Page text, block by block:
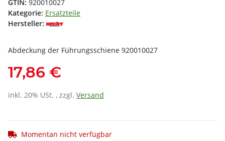
GTIN: 920010027
Kategorie: Ersatzteile
Hersteller:
Abdeckung der Führungsschiene 920010027
17,86 €
inkl. 20% USt. , zzgl. Versand
Momentan nicht verfügbar